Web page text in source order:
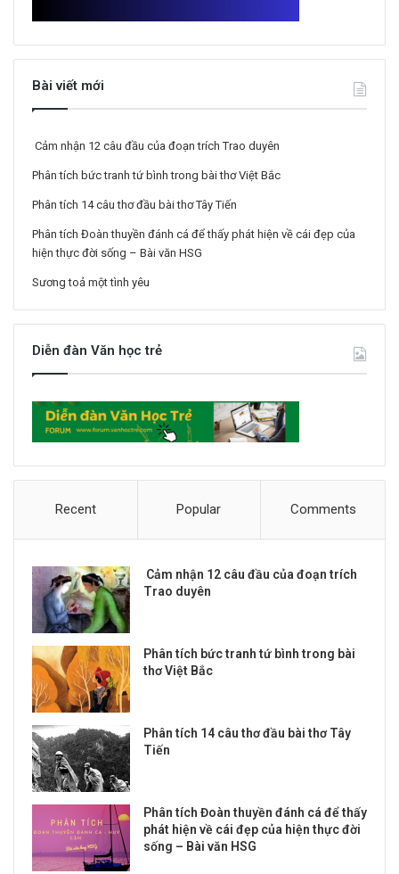
Bài viết mới
Cảm nhận 12 câu đầu của đoạn trích Trao duyên
Phân tích bức tranh tứ bình trong bài thơ Việt Bắc
Phân tích 14 câu thơ đầu bài thơ Tây Tiến
Phân tích Đoàn thuyền đánh cá để thấy phát hiện về cái đẹp của
hiện thực đời sống – Bài văn HSG
Sương toả một tình yêu
Diễn đàn Văn học trẻ
Recent Popular Comments
Cảm nhận 12 câu đầu của đoạn trích
Trao duyên
Phân tích bức tranh tứ bình trong bài
thơ Việt Bắc
Phân tích 14 câu thơ đầu bài thơ Tây
Tiến
Phân tích Đoàn thuyền đánh cá để thấy
phát hiện về cái đẹp của hiện thực đời
sống – Bài văn HSG